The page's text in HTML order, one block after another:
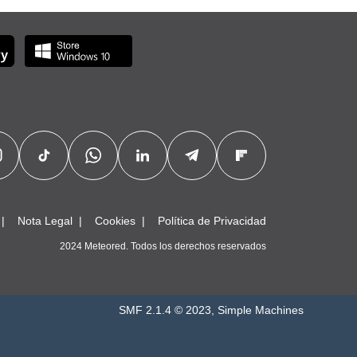
Nota Legal Cookies Política de Privacidad
2024 Meteored. Todos los derechos reservados
SMF 2.1.4 © 2023, Simple Machines